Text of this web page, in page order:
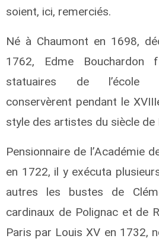
soient, ici, remerciés.
Né à Chaumont en 1698,
1762, Edme
statuaires de l’école
conservèrent pendant le
style des artistes du siècle de
Pensionnaire de l’Académie
en 1722, il y exécuta
autres les bustes de
cardinaux de Polignac et de
Paris par Louis XV en 1732,